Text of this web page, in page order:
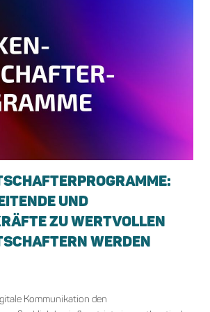
UND
ZU WERTVOLLEN
WERDEN
Kommunikation den